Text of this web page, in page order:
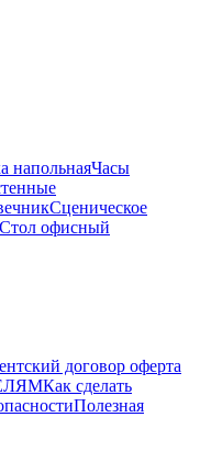
напольнаяЧасы
Сценическое
Стол офисный
договор оферта
Как сделать
Полезная